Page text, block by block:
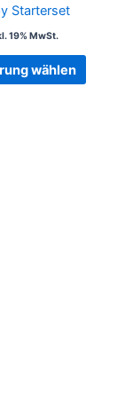
Starterset
19% MwSt.
wählen auf
der